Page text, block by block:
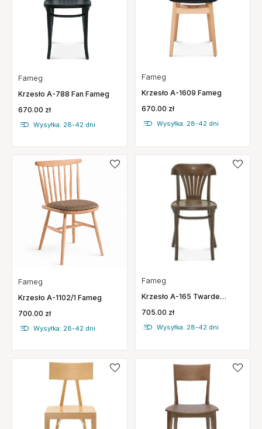
Fameg
Krzesło A-788 Fan Fameg
670.00 zł
Wysyłka: 28-42 dni
Fameg
Krzesło A-1609 Fameg
670.00 zł
Wysyłka: 28-42 dni
Fameg
Krzesło A-1102/1 Fameg
700.00 zł
Wysyłka: 28-42 dni
Fameg
Krzesło A-165 Twarde
705.00 zł
Wysyłka: 28-42 dni